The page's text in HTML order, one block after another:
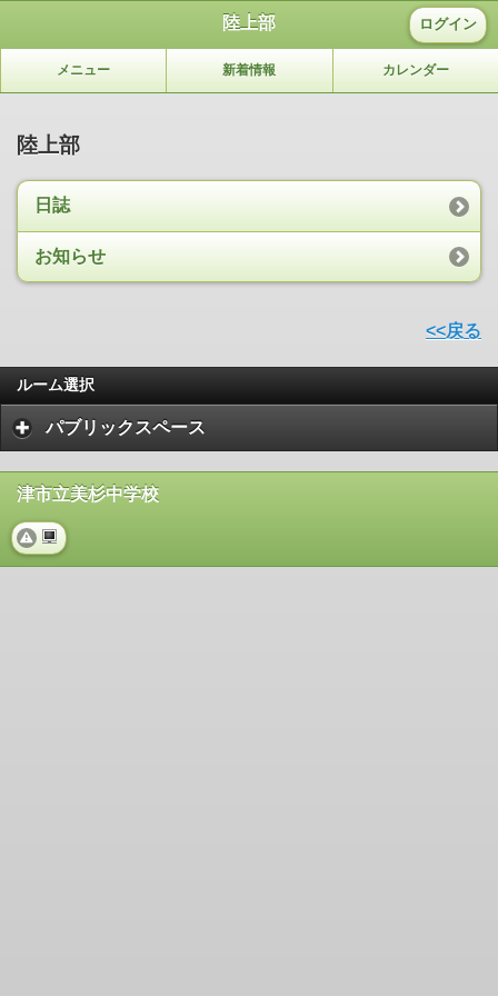
陸上部 ログイン
メニュー 新着情報 カレンダー
陸上部
日誌
お知らせ
<<戻る
ルーム選択
パブリックスペース
津市立美杉中学校